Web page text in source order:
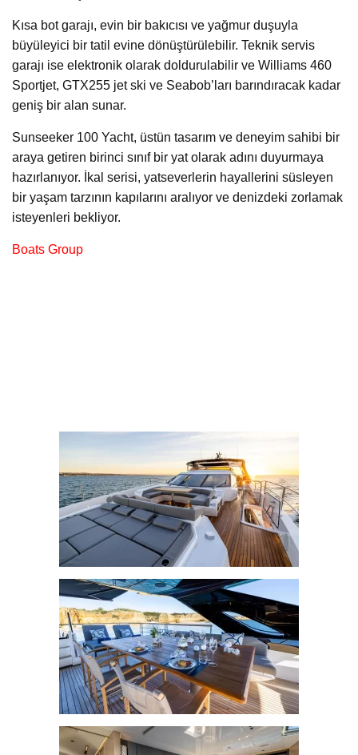
Kısa bot garajı, evin bir bakıcısı ve yağmur duşuyla
büyüleyici bir tatil evine dönüştürülebilir. Teknik servis
garajı ise elektronik olarak doldurulabilir ve Williams 460
Sportjet, GTX255 jet ski ve Seabob’ları barındıracak kadar
geniş bir alan sunar.
Sunseeker 100 Yacht, üstün tasarım ve deneyim sahibi bir
araya getiren birinci sınıf bir yat olarak adını duyurmaya
hazırlanıyor. İkal serisi, yatseverlerin hayallerini süsleyen
bir yaşam tarzının kapılarını aralıyor ve denizdeki zorlamak
isteyenleri bekliyor.
Boats Group